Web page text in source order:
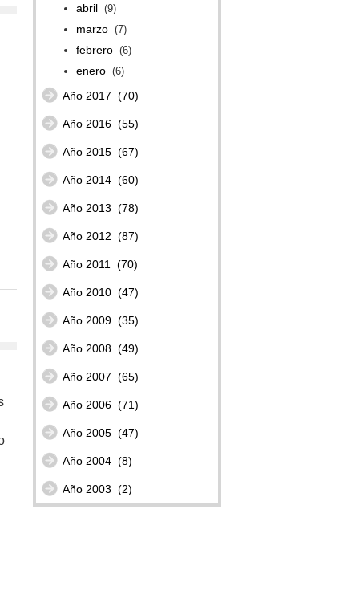
abril (9)
marzo (7)
febrero (6)
enero (6)
Año 2017 (70)
Año 2016 (55)
Año 2015 (67)
Año 2014 (60)
Año 2013 (78)
Año 2012 (87)
Año 2011 (70)
Año 2010 (47)
Año 2009 (35)
Año 2008 (49)
Año 2007 (65)
Año 2006 (71)
Año 2005 (47)
Año 2004 (8)
Año 2003 (2)